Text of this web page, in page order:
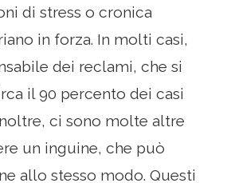
di stress o cronica
in forza. In molti casi,
dei reclami, che si
il 90 percento dei casi
ci sono molte altre
un inguine, che può
allo stesso modo. Questi